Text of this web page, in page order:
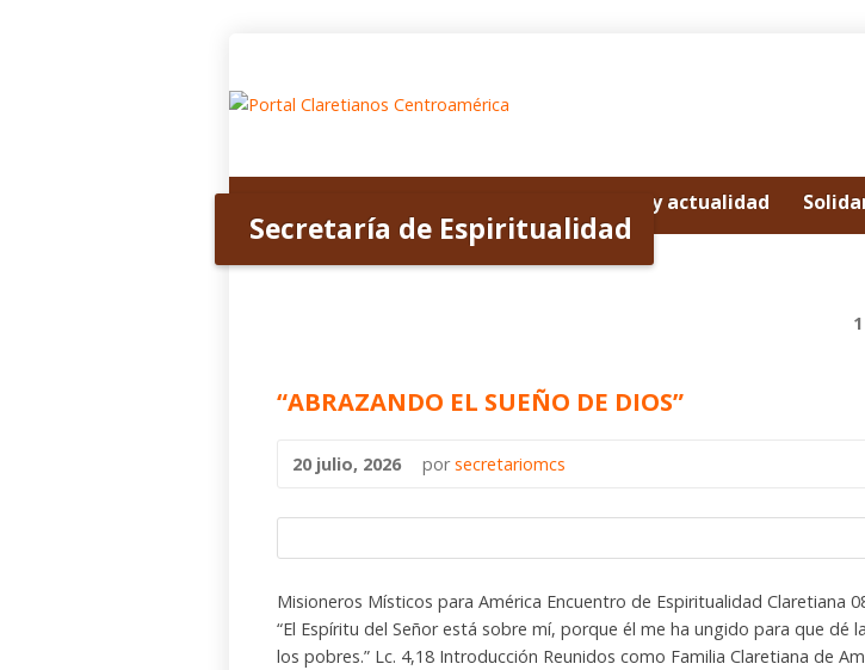
Noticias y actualidad
Secretaría de Espiritualidad
1
“ABRAZANDO EL SUEÑO DE DIOS”
20 julio, 2026 porsecretariomcs
Misioneros Místicos para América Encuentro de Espiritualidad Claretiana
“El Espíritu del Señor está sobre mí, porque él me ha ungido para que dé
los pobres.” Lc. 4,18 Introducción Reunidos como Familia Claretiana de